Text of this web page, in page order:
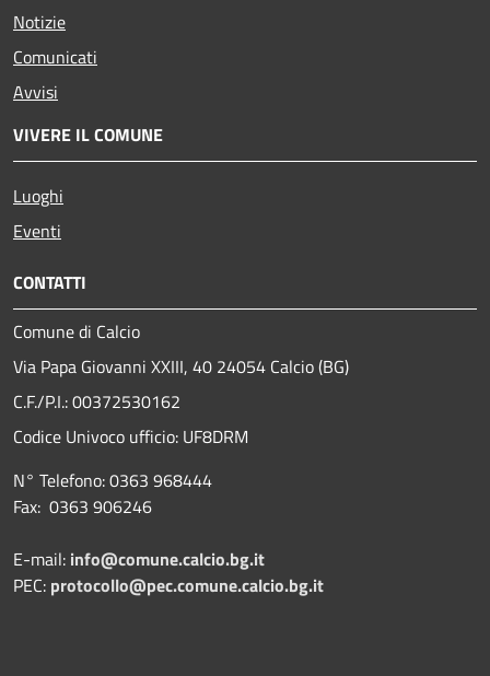
Notizie
Comunicati
Avvisi
VIVERE IL COMUNE
Luoghi
Eventi
CONTATTI
Comune di Calcio
Via Papa Giovanni XXIII, 40 24054 Calcio (BG)
C.F./P.I.: 00372530162
Codice Univoco ufficio: UF8DRM
N° Telefono: 0363 968444
Fax: 0363 906246
E-mail: info@comune.calcio.bg.it
PEC: protocollo@pec.comune.calcio.bg.it